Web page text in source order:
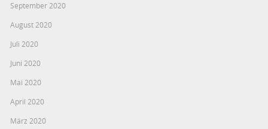
September 2020
August 2020
Juli 2020
Juni 2020
Mai 2020
April 2020
März 2020